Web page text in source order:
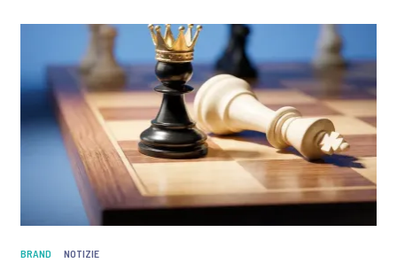
BRAND NOTIZIE